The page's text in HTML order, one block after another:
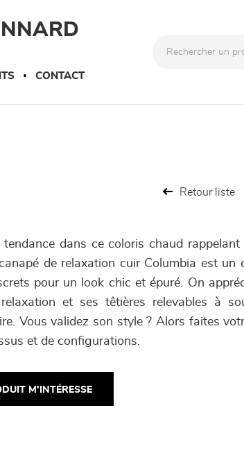
CONTACT
Retour liste
dans ce coloris chaud rappelant
de relaxation cuir Columbia est un
pour un look chic et épuré. On
et ses têtières relevables à
Vous validez son style ? Alors faites
et de configurations.
M'INTÉRESSE